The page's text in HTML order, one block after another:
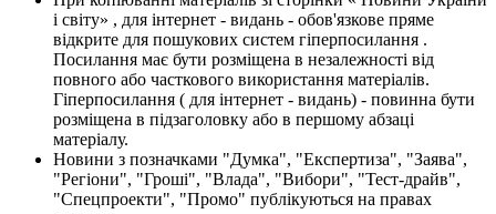
і світу» , для інтернет - видань - обов'язкове пряме
відкрите для пошукових систем гіперпосилання .
Посилання має бути розміщена в незалежності від
повного або часткового використання матеріалів.
Гіперпосилання ( для інтернет - видань) - повинна бути
розміщена в підзаголовку або в першому абзаці
матеріалу.
Новини з позначками "Думка", "Експертиза", "Заява",
"Регіони", "Гроші", "Влада", "Вибори", "Тест-драйв",
"Спецпроекти", "Промо" публікуються на правах